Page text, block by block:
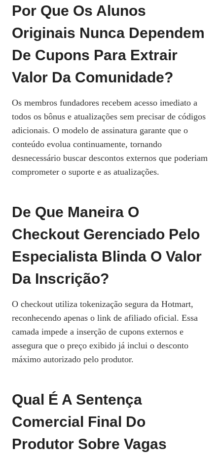
Por Que Os Alunos
Originais Nunca Dependem
De Cupons Para Extrair
Valor Da Comunidade?
Os membros fundadores recebem acesso imediato a
todos os bônus e atualizações sem precisar de códigos
adicionais. O modelo de assinatura garante que o
conteúdo evolua continuamente, tornando
desnecessário buscar descontos externos que poderiam
comprometer o suporte e as atualizações.
De Que Maneira O
Checkout Gerenciado Pelo
Especialista Blinda O Valor
Da Inscrição?
O checkout utiliza tokenização segura da Hotmart,
reconhecendo apenas o link de afiliado oficial. Essa
camada impede a inserção de cupons externos e
assegura que o preço exibido já inclui o desconto
máximo autorizado pelo produtor.
Qual É A Sentença
Comercial Final Do
Produtor Sobre Vagas